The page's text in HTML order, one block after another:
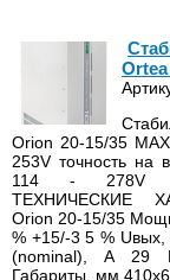
Orion 20-15/35
253V точность на
114 - 278V
ТЕХНИЧЕСКИЕ
Orion 20-15/35
% +15/-3 5 %
(nominal), А 29
Габариты, мм